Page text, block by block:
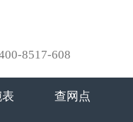
8517-608
查网点